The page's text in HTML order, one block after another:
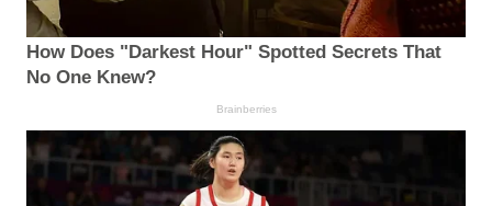
How Does "Darkest Hour" Spotted Secrets That
No One Knew?
Brainberries